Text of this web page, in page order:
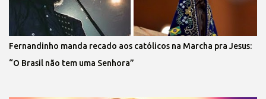
Fernandinho manda recado aos católicos na Marcha pra Jesus:
“O Brasil não tem uma Senhora”